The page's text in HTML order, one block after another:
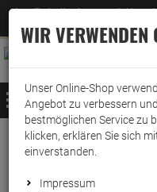
Jetzt für den Newsletter entscheiden
–
MENÜ
Weiter einkaufen
Gut&Günstig Sirup
WIR VERWENDEN
Unser Online-Shop
Angebot zu verbessern
bestmöglichen Service zu
klicken, erklären Sie sich
einverstanden.
Impressum